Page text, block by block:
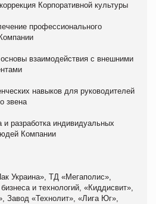
Корпоративной культуры
профессионального
основы взаимодействия с внешними
навыков для руководителей
звена
и разработка индивидуальных
Компании
Украина», ТД «Мегаполис»,
и технологий, «Киддисвит»,
Завод «Технолит», «Лига Юг»,